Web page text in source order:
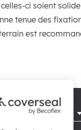
ci soient
tenue des
est